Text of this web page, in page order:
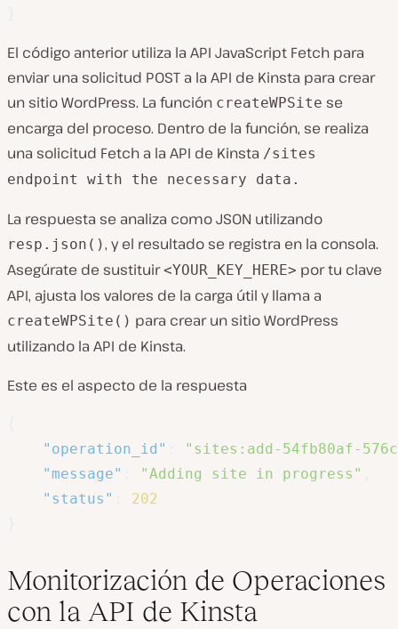
El código anterior utiliza la API JavaScript Fetch para
enviar una solicitud POST a la API de Kinsta para crear
un sitio WordPress. La función createWPSite se
encarga del proceso. Dentro de la función, se realiza
una solicitud Fetch a la API de Kinsta /sites
endpoint with the necessary data.
La respuesta se analiza como JSON utilizando
resp.json(), y el resultado se registra en la consola.
Asegúrate de sustituir<YOUR_KEY_HERE> por tu clave
API, ajusta los valores de la carga útil y llama a
createWPSite() para crear un sitio WordPress
utilizando la API de Kinsta.
Este es el aspecto de la respuesta
"operation_id"
"sites:add-54fb80af-
"message"
"Adding site in progress"
"status"
202
Monitorización de Operaciones
con la API de Kinsta